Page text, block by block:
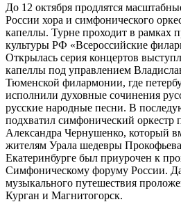
До 12 октября продлятся
России хора и симфонического
капеллы. Турне проходит в рамках
культуры РФ «Всероссийские
Открылась серия концертов
капеллы под управлением
Тюменской филармонии, где
исполнили духовные сочинения
русские народные песни. В
подхватил симфонический оркестр
Александра Чернушенко, который
жителям Урала шедевры
Екатеринбурге был приурочен к
Симфоническому форуму России.
музыкального путешествия
Курган и Магнитогорск.